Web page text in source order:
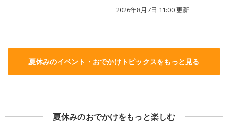
2026年8月7日 11:00更新
夏休みのイベント・おでかけトピックスをもっと見る
夏休みのおでかけをもっと楽しむ